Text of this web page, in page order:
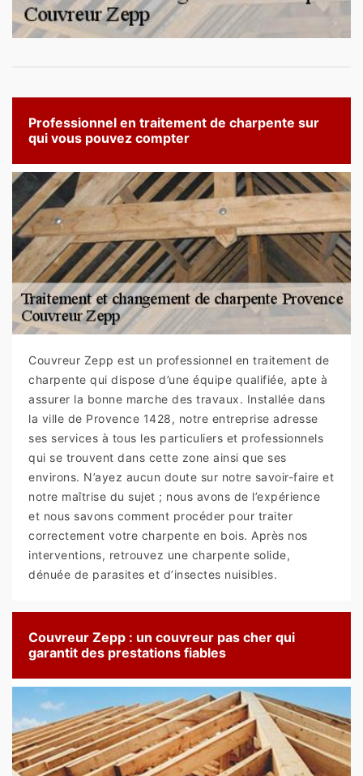
Professionnel en traitement de charpente sur
qui vous pouvez compter
Couvreur Zepp est un professionnel en traitement de
charpente qui dispose d’une équipe qualifiée, apte à
assurer la bonne marche des travaux. Installée dans
la ville de Provence 1428, notre entreprise adresse
ses services à tous les particuliers et professionnels
qui se trouvent dans cette zone ainsi que ses
environs. N’ayez aucun doute sur notre savoir-faire et
notre maîtrise du sujet ; nous avons de l’expérience
et nous savons comment procéder pour traiter
correctement votre charpente en bois. Après nos
interventions, retrouvez une charpente solide,
dénuée de parasites et d’insectes nuisibles.
Couvreur Zepp : un couvreur pas cher qui
garantit des prestations fiables